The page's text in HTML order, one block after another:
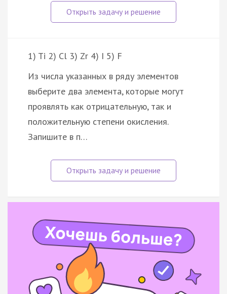
1) Ti 2) Cl 3) Zr 4) I 5) F
Из числа указанных в ряду элементов
выберите два элемента, которые могут
проявлять как отрицательную, так и
положительную степени окисления.
Запишите в п…